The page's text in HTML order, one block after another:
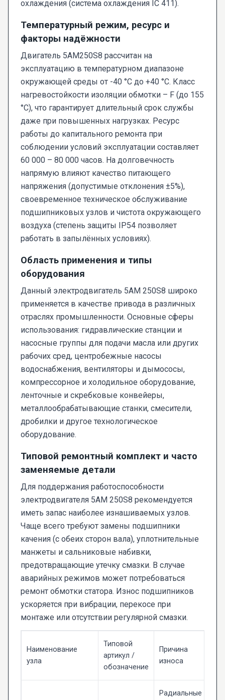
охлаждения (система охлаждения IC 411).
Температурный режим, ресурс и
факторы надёжности
Двигатель 5AM250S8 рассчитан на
эксплуатацию в температурном диапазоне
окружающей среды от -40 °C до +40 °C. Класс
нагревостойкости изоляции обмотки – F (до 155
°C), что гарантирует длительный срок службы
даже при повышенных нагрузках. Ресурс
работы до капитального ремонта при
соблюдении условий эксплуатации составляет
60 000 – 80 000 часов. На долговечность
напрямую влияют качество питающего
напряжения (допустимые отклонения ±5%),
своевременное техническое обслуживание
подшипниковых узлов и чистота окружающего
воздуха (степень защиты IP54 позволяет
работать в запылённых условиях).
Область применения и типы
оборудования
Данный электродвигатель 5AM 250S8 широко
применяется в качестве привода в различных
отраслях промышленности. Основные сферы
использования: гидравлические станции и
насосные группы для подачи масла или других
рабочих сред, центробежные насосы
водоснабжения, вентиляторы и дымососы,
компрессорное и холодильное оборудование,
ленточные и скребковые конвейеры,
металлообрабатывающие станки, смесители,
дробилки и другое технологическое
оборудование.
Типовой ремонтный комплект и часто
заменяемые детали
Для поддержания работоспособности
электродвигателя 5AM 250S8 рекомендуется
иметь запас наиболее изнашиваемых узлов.
Чаще всего требуют замены подшипники
качения (с обеих сторон вала), уплотнительные
манжеты и сальниковые набивки,
предотвращающие утечку смазки. В случае
аварийных режимов может потребоваться
ремонт обмотки статора. Износ подшипников
ускоряется при вибрации, перекосе при
монтаже или отсутствии регулярной смазки.
Наименование
узла
Типовой
артикул /
обозначение
Причина
износа
Радиальные и